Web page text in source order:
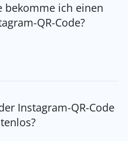
bekomme ich einen
QR-Code?
Instagram-QR-Code